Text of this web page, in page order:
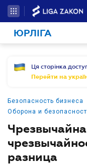
ЮРЛІГА
Ця сторінка
Перейти на
Безопасность бизнеса
Оборона и
разница